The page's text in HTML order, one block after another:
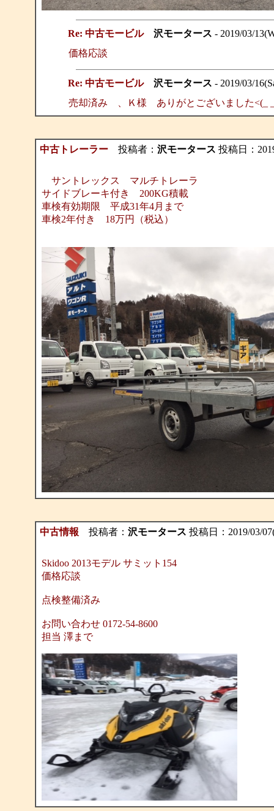
Re: 中古モービル 沢モータース - 2019/03/
価格応談
Re: 中古モービル 沢モータース - 2019/03/
売却済み 、Ｋ様 ありがとございました<(_
中古トレーラー投稿者： 沢モータース 投稿日：
サントレックス マルチトレーラ
サイドブレーキ付き 200KG積載
車検有効期限 平成31年4月まで
車検2年付き 18万円（税込）
中古情報 投稿者： 沢モータース 投稿日：2019/03/
Skidoo 2013モデル サミット154
価格応談
点検整備済み
お問い合わせ 0172-54-8600
担当 澤まで